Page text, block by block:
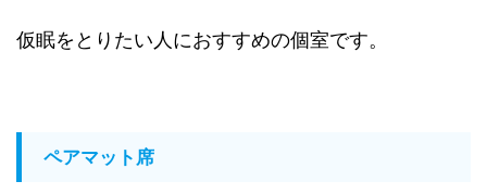
仮眠をとりたい人におすすめの個室です。
ペアマット席